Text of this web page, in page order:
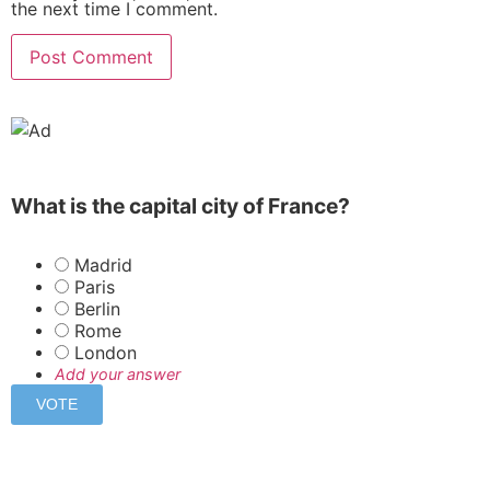
the next time I comment.
What is the capital city of France?
Madrid
Paris
Berlin
Rome
London
Add your answer